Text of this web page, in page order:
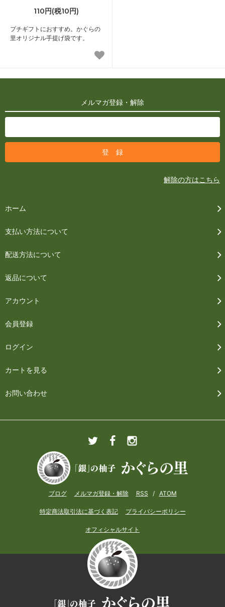
110円(税10円)
プチギフトにおすすめ。かぐらの
里オリジナル手提げ袋です。
メルマガ登録・解除
解除の方はこちら
ホーム
支払い方法について
配送方法について
返品について
アカウント
会員登録
ログイン
カートを見る
お問い合わせ
ブログ メルマガ登録・解除 RSS / ATOM
特定商法取引法に基づく表記 プライバシーポリシー
オフィシャルサイト